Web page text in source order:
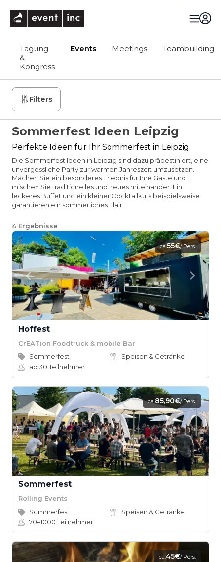
Tagung
&
Kongress
Events Meetings Teambuilding
Filters
Sommerfest Ideen Leipzig
Perfekte Ideen für Ihr Sommerfest in Leipzig
Die Sommerfest Ideen in Leipzig sind dazu prädestiniert, eine
unvergessliche Party zur warmen Jahreszeit umzusetzen.
Machen Sie ein besonderes Erlebnis für Ihre Gäste und
mischen Sie traditionelles und neues miteinander. Ein
leckeres Buffet und ein kleiner Cocktailkurs beispielsweise
garantieren ein sommerliches Flair.
4 Ergebnisse
ca.55€/ Pers.
Hoffest
CrEATion Foodtruck & mobile Bar
Sommerfest
Speisen & Getränke
ab 30Teilnehmer
ca.85,90€/ Pers.
Sommerfest
Rolling Events
Sommerfest
Speisen & Getränke
70–1000Teilnehmer
ca.45€/ Pers.